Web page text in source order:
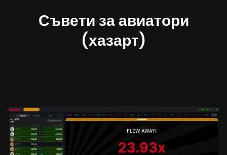
Съвети за авиатори
(хазарт)